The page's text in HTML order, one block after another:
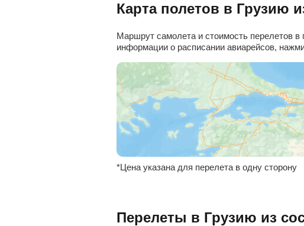
Карта полетов в Грузию
Маршрут самолета и стоимость перелетов в
информации о расписании авиарейсов,
*Цена указана для перелета в одну сторону
Перелеты в Грузию из